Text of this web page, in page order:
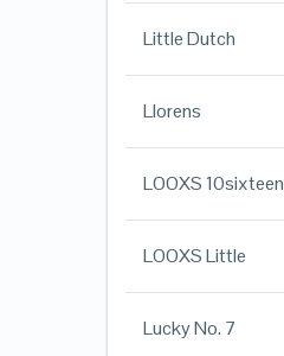
Little Dutch
Llorens
LOOXS 10sixteen
LOOXS Little
Lucky No. 7